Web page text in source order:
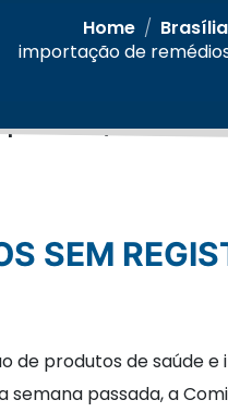
Home /
importação de
content/themes/
de produtos de saúde
semana passada, a